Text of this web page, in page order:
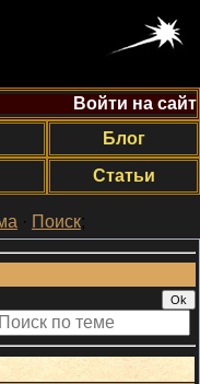
Войти на сайт
Блог
Статьи
· Поиск;